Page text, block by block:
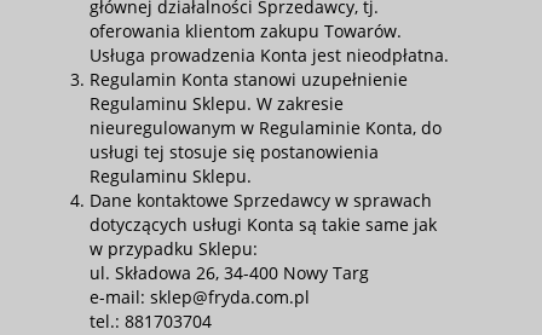
głównej działalności Sprzedawcy, tj.
oferowania klientom zakupu Towarów.
Usługa prowadzenia Konta jest nieodpłatna.
Regulamin Konta stanowi uzupełnienie
Regulaminu Sklepu. W zakresie
nieuregulowanym w Regulaminie Konta, do
usługi tej stosuje się postanowienia
Regulaminu Sklepu.
Dane kontaktowe Sprzedawcy w sprawach
dotyczących usługi Konta są takie same jak
w przypadku Sklepu:
ul. Składowa 26, 34-400 Nowy Targ
e-mail: sklep@fryda.com.pl
tel.: 881703704